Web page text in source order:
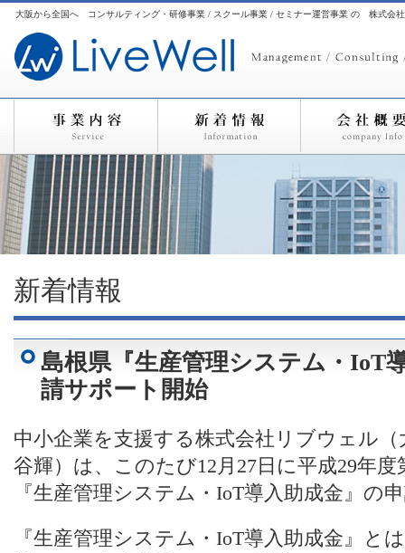
大阪から全国へ コンサルティング・研修事業 / スクール事業 / セミナー運営事業 の 株式会
新着情報
島根県『生産管理システム・IoT
請サポート開始
中小企業を支援する株式会社リブウェル
谷輝）は、このたび12月27日に平成29年
『生産管理システム・IoT導入助成金』の
『生産管理システム・IoT導入助成金』と